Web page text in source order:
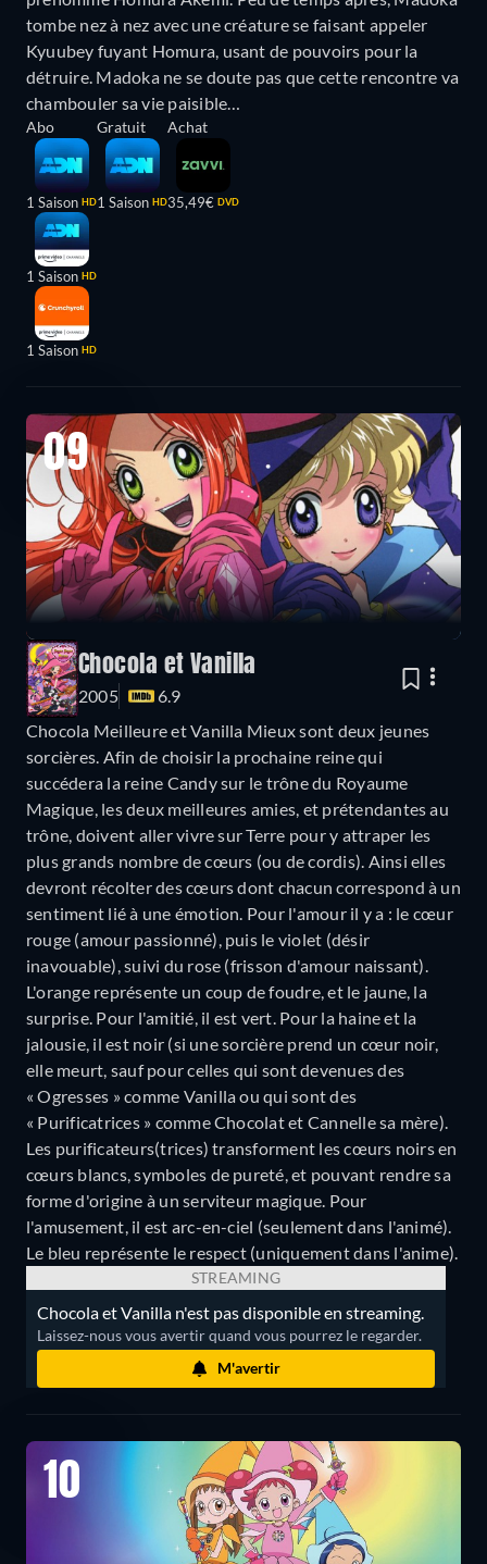
tombe nez à nez avec une créature se faisant appeler
Kyuubey fuyant Homura, usant de pouvoirs pour la
détruire. Madoka ne se doute pas que cette rencontre va
chambouler sa vie paisible…
Abo
1 Saison HD
1 Saison HD
1 Saison HD
Gratuit
1 Saison HD
Achat
35,49€ DVD
09
Chocola et Vanilla
2005
6.9
Chocola Meilleure et Vanilla Mieux sont deux jeunes
sorcières. Afin de choisir la prochaine reine qui
succédera la reine Candy sur le trône du Royaume
Magique, les deux meilleures amies, et prétendantes au
trône, doivent aller vivre sur Terre pour y attraper les
plus grands nombre de cœurs (ou de cordis). Ainsi elles
devront récolter des cœurs dont chacun correspond à un
sentiment lié à une émotion. Pour l'amour il y a : le cœur
rouge (amour passionné), puis le violet (désir
inavouable), suivi du rose (frisson d'amour naissant).
L'orange représente un coup de foudre, et le jaune, la
surprise. Pour l'amitié, il est vert. Pour la haine et la
jalousie, il est noir (si une sorcière prend un cœur noir,
elle meurt, sauf pour celles qui sont devenues des
« Ogresses » comme Vanilla ou qui sont des
« Purificatrices » comme Chocolat et Cannelle sa mère).
Les purificateurs(trices) transforment les cœurs noirs en
cœurs blancs, symboles de pureté, et pouvant rendre sa
forme d'origine à un serviteur magique. Pour
l'amusement, il est arc-en-ciel (seulement dans l'animé).
Le bleu représente le respect (uniquement dans l'anime).
STREAMING
Chocola et Vanilla n'est pas disponible en streaming.
Laissez-nous vous avertir quand vous pourrez le regarder.
M'avertir
10